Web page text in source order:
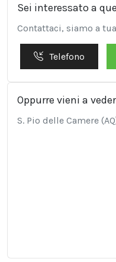
Sei interessato a
Contattaci, siamo a
Telefono
Oppurre vieni a
S. Pio delle Camere